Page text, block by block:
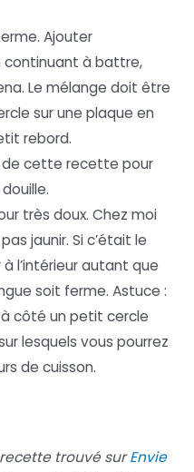
Ajouter
à battre,
Le mélange doit être
sur une plaque en
rebord.
de cette recette pour
très doux. Chez moi
jaunir. Si c’était le
l’intérieur autant que
soit ferme. Astuce :
côté un petit cercle
lesquels vous pourrez
de cuisson.
recette trouvé surEnvie